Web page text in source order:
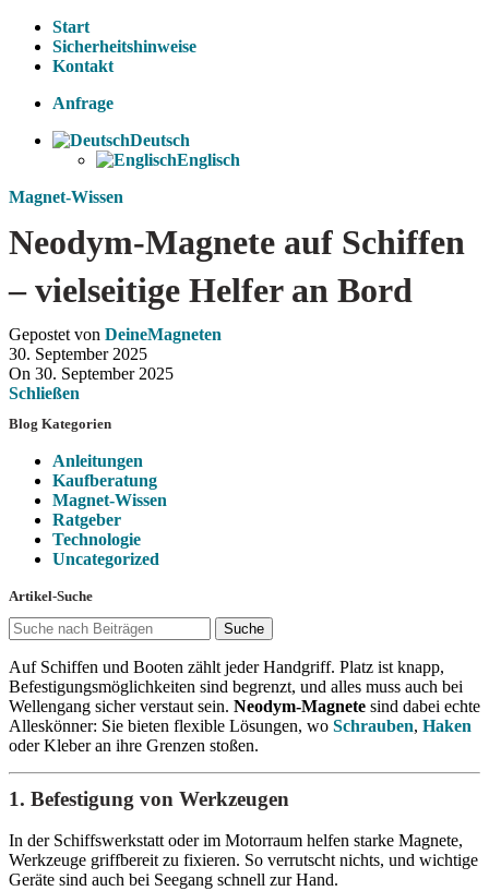
Start
Sicherheitshinweise
Kontakt
Anfrage
Deutsch
Englisch
Magnet-Wissen
Neodym-Magnete auf Schiffen
– vielseitige Helfer an Bord
Gepostet von DeineMagneten
30. September 2025
On 30. September 2025
Schließen
Blog Kategorien
Anleitungen
Kaufberatung
Magnet-Wissen
Ratgeber
Technologie
Uncategorized
Artikel-Suche
Suche
Auf Schiffen und Booten zählt jeder Handgriff. Platz ist knapp,
Befestigungsmöglichkeiten sind begrenzt, und alles muss auch bei
Wellengang sicher verstaut sein. Neodym-Magnete sind dabei echte
Alleskönner: Sie bieten flexible Lösungen, wo Schrauben, Haken
oder Kleber an ihre Grenzen stoßen.
1. Befestigung von Werkzeugen
In der Schiffswerkstatt oder im Motorraum helfen starke Magnete,
Werkzeuge griffbereit zu fixieren. So verrutscht nichts, und wichtige
Geräte sind auch bei Seegang schnell zur Hand.